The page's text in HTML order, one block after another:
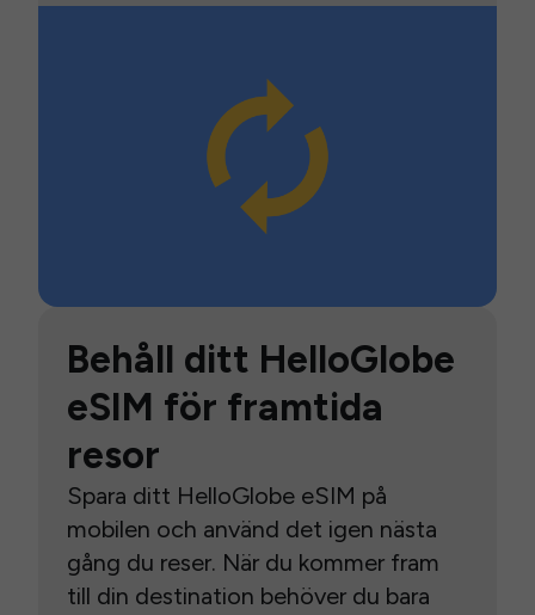
Behåll ditt HelloGlobe
eSIM för framtida
resor
Spara ditt HelloGlobe eSIM på
mobilen och använd det igen nästa
gång du reser. När du kommer fram
till din destination behöver du bara